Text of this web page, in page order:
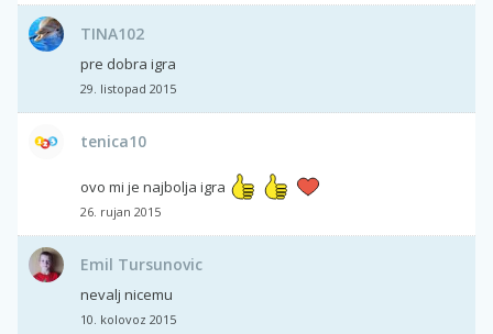
TINA102
pre dobra igra
29. listopad 2015
tenica10
ovo mi je najbolja igra
26. rujan 2015
Emil Tursunovic
nevalj nicemu
10. kolovoz 2015